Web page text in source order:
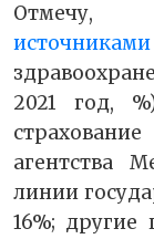
источниками
2021 год,
агентства
линии
16%; другие